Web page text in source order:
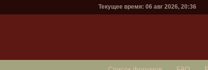
Текущее время: 06 авг 2026, 20:36